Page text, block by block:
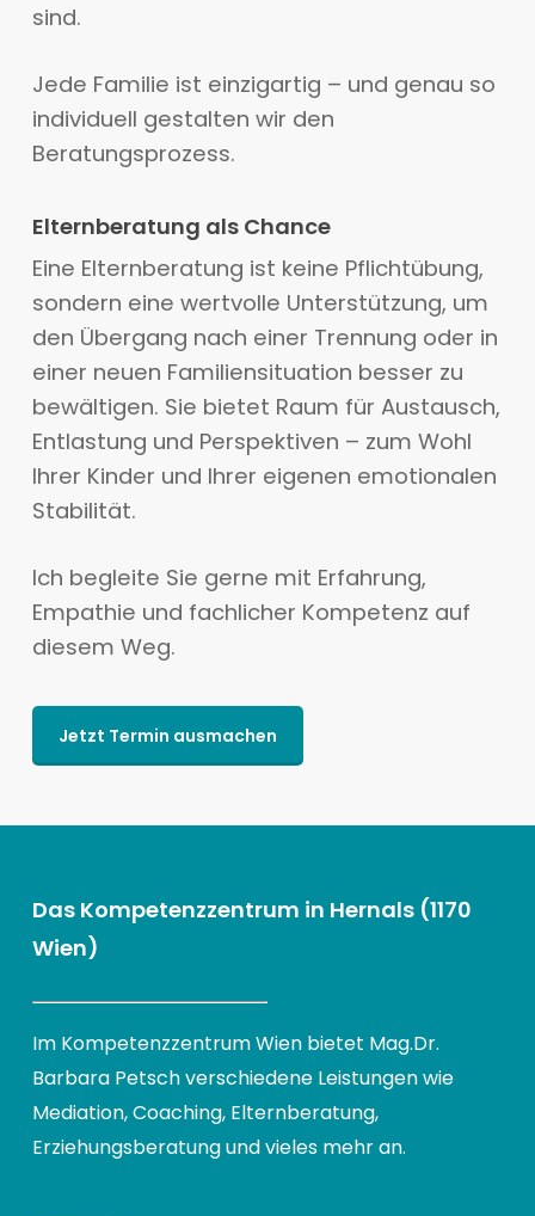
sind.
Jede Familie ist einzigartig – und genau so
individuell gestalten wir den
Beratungsprozess.
Elternberatung als Chance
Eine Elternberatung ist keine Pflichtübung,
sondern eine wertvolle Unterstützung, um
den Übergang nach einer Trennung oder in
einer neuen Familiensituation besser zu
bewältigen. Sie bietet Raum für Austausch,
Entlastung und Perspektiven – zum Wohl
Ihrer Kinder und Ihrer eigenen emotionalen
Stabilität.
Ich begleite Sie gerne mit Erfahrung,
Empathie und fachlicher Kompetenz auf
diesem Weg.
Jetzt Termin ausmachen
Das Kompetenzzentrum in Hernals (1170
Wien)
Im Kompetenzzentrum Wien bietet Mag.Dr.
Barbara Petsch verschiedene Leistungen wie
Mediation, Coaching, Elternberatung,
Erziehungsberatung und vieles mehr an.